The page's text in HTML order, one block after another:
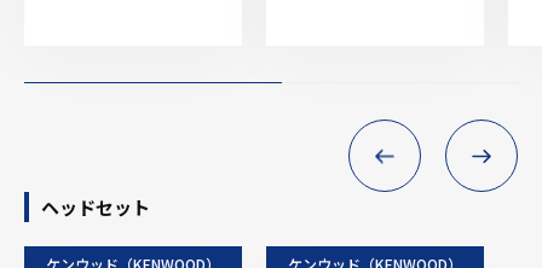
ヘッドセット